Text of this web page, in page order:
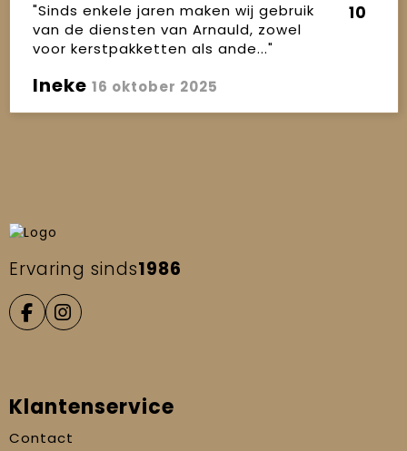
"Sinds enkele jaren maken wij gebruik
van de diensten van Arnauld, zowel
voor kerstpakketten als ande..."
10
Ineke 16 oktober 2025
Ervaring sinds1986
Klantenservice
Contact